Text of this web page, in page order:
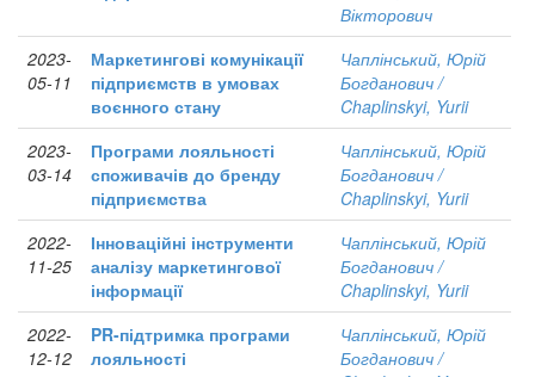
Вікторович
2023-
05-11
Маркетингові комунікації
підприємств в умовах
воєнного стану
Чаплінський, Юрій
Богданович /
Chaplinskyi, Yurii
2023-
03-14
Програми лояльності
споживачів до бренду
підприємства
Чаплінський, Юрій
Богданович /
Chaplinskyi, Yurii
2022-
11-25
Інноваційні інструменти
аналізу маркетингової
інформації
Чаплінський, Юрій
Богданович /
Chaplinskyi, Yurii
2022-
12-12
PR-підтримка програми
лояльності
Чаплінський, Юрій
Богданович /